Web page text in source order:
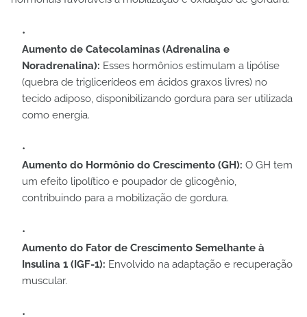
Aumento de Catecolaminas (Adrenalina e
Noradrenalina): Esses hormônios estimulam a lipólise
(quebra de triglicerídeos em ácidos graxos livres) no
tecido adiposo, disponibilizando gordura para ser utilizada
como energia.
Aumento do Hormônio do Crescimento (GH): O GH tem
um efeito lipolítico e poupador de glicogênio,
contribuindo para a mobilização de gordura.
Aumento do Fator de Crescimento Semelhante à
Insulina 1 (IGF-1): Envolvido na adaptação e recuperação
muscular.